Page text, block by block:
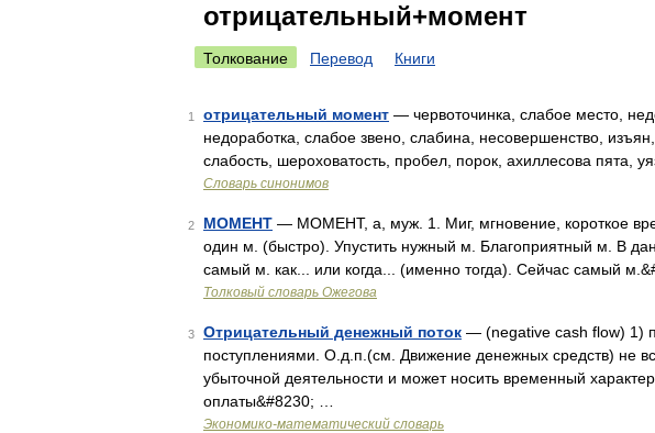
отрицательный+момент
Толкование Перевод Книги
1 отрицательный момент — червоточинка, слабое место,
недоработка, слабое звено, слабина, несовершенство,
слабость, шероховатость, пробел, порок, ахиллесова пята,
Словарь синонимов
2 МОМЕНТ — МОМЕНТ, а, муж. 1. Миг, мгновение, короткое
один м. (быстро). Упустить нужный м. Благоприятный м. В
самый м. как... или когда... (именно тогда). Сейчас самый
Толковый словарь Ожегова
3 Отрицательный денежный поток — (negative cash flow) 1)
поступлениями. О.д.п.(см. Движение денежных средств) не
убыточной деятельности и может носить временный
оплаты&#8230; …
Экономико-математический словарь